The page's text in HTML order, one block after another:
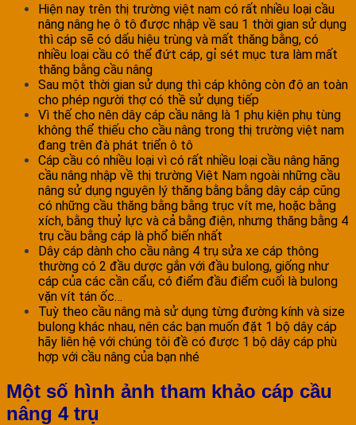
Hiện nay trên thị trường việt nam có rất nhiều loại cầu
nâng nâng hẹ ô tô được nhập về sau 1 thời gian sử dụng
thì cáp sẽ có dấu hiệu trùng và mất thăng bằng, có
nhiều loại cầu có thể đứt cáp, gỉ sét mục tưa làm mất
thăng bằng cầu nâng
Sau một thời gian sử dụng thì cáp không còn độ an toàn
cho phép người thợ có thề sử dụng tiếp
Vì thế cho nên dây cáp cầu nâng là 1 phụ kiện phụ tùng
không thể thiếu cho cầu nâng trong thị trường việt nam
đang trên đà phát triển ô tô
Cáp cầu có nhiều loại vì có rất nhiều loại cầu nâng hãng
cầu nâng nhập về thị trường Việt Nam ngoài những cầu
nâng sử dụng nguyên lý thăng bằng bằng dây cáp cũng
có những cầu thăng bằng bằng trục vít me, hoặc bằng
xích, bằng thuỷ lực và cả bằng điện, nhưng thăng bằng 4
trụ cầu bằng cáp là phổ biến nhất
Dây cáp dành cho cầu nâng 4 trụ sửa xe cáp thông
thường có 2 đầu dược gắn với đầu bulong, giống như
cáp của các cần cẩu, có điểm đầu điểm cuối là bulong
vặn vít tán ốc…
Tuỳ theo cầu nâng mà sử dụng từng đường kính và size
bulong khác nhau, nên các bạn muốn đặt 1 bộ dây cáp
hãy liên hệ với chúng tôi đề có được 1 bộ dây cáp phù
hợp với cầu nâng của bạn nhé
Một số hình ảnh tham khảo cáp cầu
nâng 4 trụ